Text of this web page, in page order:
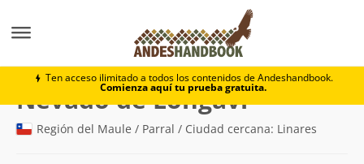
Ten acceso ilimitado a todos los contenidos de Andeshandbook.
Comienza aquí tu prueba gratuita.
Nevado de Longaví
Nevado de Longaví(3.242m)
Región del Maule / Parral / Ciudad cercana: Linares